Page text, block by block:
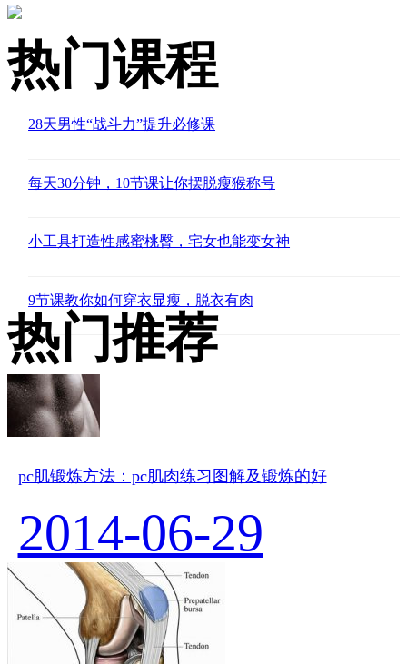
热门课程
28天男性“战斗力”提升必修课
每天30分钟，10节课让你摆脱瘦猴称号
小工具打造性感蜜桃臀，宅女也能变女神
9节课教你如何穿衣显瘦，脱衣有肉
热门推荐
pc肌锻炼方法：pc肌肉练习图解及锻炼的好
2014-06-29